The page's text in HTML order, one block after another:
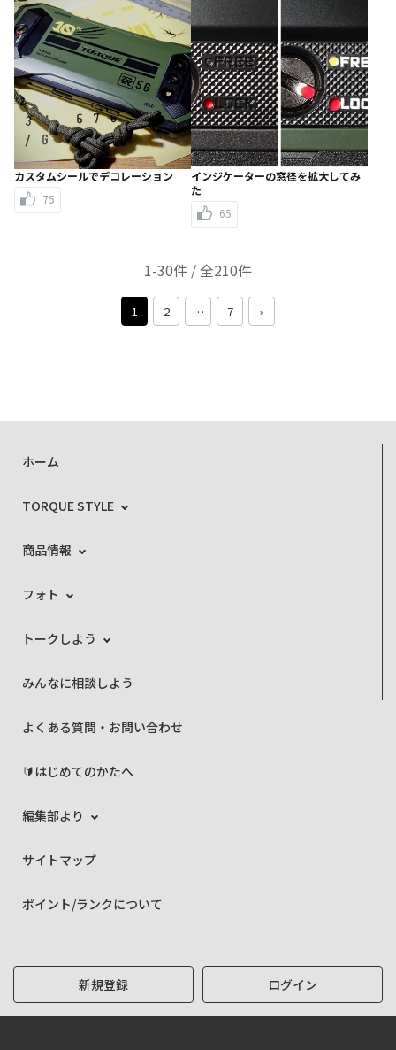
カスタムシールでデコレーション
75
インジケーターの窓径を拡大してみ
た
65
1-30件 / 全210件
1 2 … 7 ›
ホーム
TORQUE STYLE
商品情報
フォト
トークしよう
みんなに相談しよう
よくある質問・お問い合わせ
🔰はじめてのかたへ
編集部より
サイトマップ
ポイント/ランクについて
新規登録 ログイン